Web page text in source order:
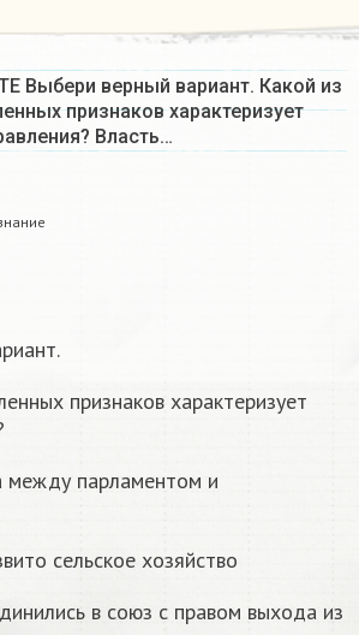
Выбери верный вариант. Какой из
признаков характеризует
Власть…
признаков характеризует
между парламентом и
сельское хозяйство
в союз с правом выхода из